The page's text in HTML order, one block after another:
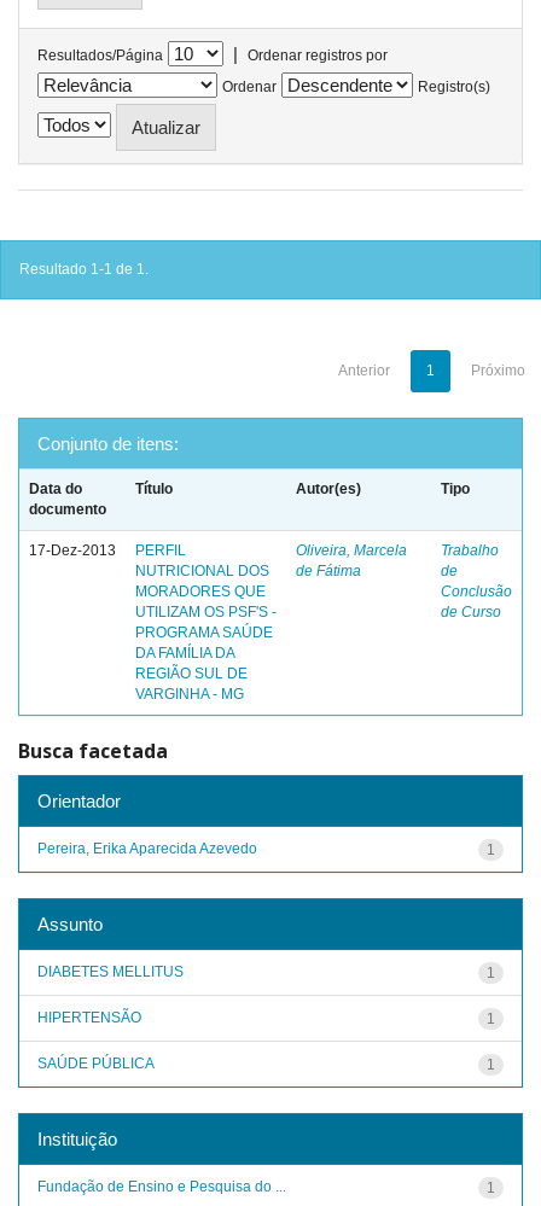
Resultados/Página |
Ordenar registros por
Ordenar
Registro(s)
Resultado 1-1 de 1.
Anterior 1 Próximo
Conjunto de itens:
Data do
documento
Título Autor(es) Tipo
17-Dez-2013
PERFIL
NUTRICIONAL DOS
MORADORES QUE
UTILIZAM OS PSF'S -
PROGRAMA SAÚDE
DA FAMÍLIA DA
REGIÃO SUL DE
VARGINHA - MG
Oliveira, Marcela
de Fátima
Trabalho
de
Conclusão
de Curso
Busca facetada
Orientador
1
Pereira, Erika Aparecida Azevedo
Assunto
1
DIABETES MELLITUS
1
HIPERTENSÃO
1
SAÚDE PÚBLICA
Instituição
1
Fundação de Ensino e Pesquisa do ...